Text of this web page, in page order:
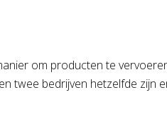
om producten te
twee bedrijven hetzelfde